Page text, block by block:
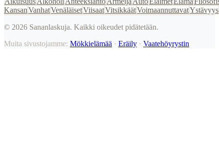
KansanVanhatVenäläisetViisaatVitsikkäätVoimaannuttavatYstävyys
© 2026 Sananlaskuja. Kaikki oikeudet pidätetään.
Muita sivustojamme: Mökkielämää · Eräily · Vaatehöyrystin